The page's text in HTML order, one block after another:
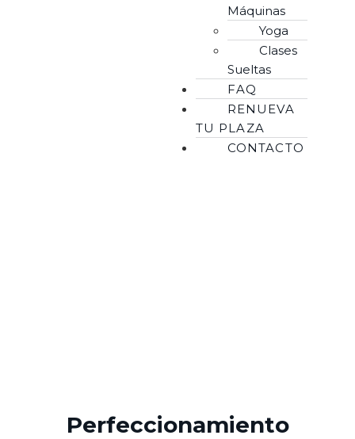
Máquinas
Yoga
Clases
Sueltas
FAQ
RENUEVA
TU PLAZA
CONTACTO
Perfeccionamiento